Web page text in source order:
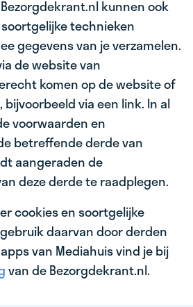
kunnen ook
technieken
gegevens van je verzamelen.
de website van
komen op de website of
via een link. In al
voorwaarden en
betreffende derde van
aangeraden de
deze derde te raadplegen.
cookies en soortgelijke
daarvan door derden
van Mediahuis vind je bij
van de Bezorgdekrant.nl.